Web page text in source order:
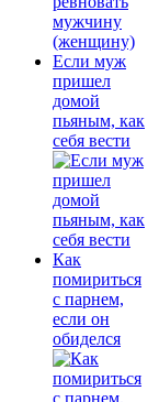
Если муж
пришел
домой
пьяным, как
себя вести
Как
помириться
с парнем,
если он
обиделся